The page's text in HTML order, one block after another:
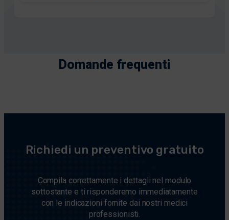
Domande frequenti
Richiedi un preventivo gratuito
Compila correttamente i dettagli nel modulo
sottostante e ti risponderemo immediatamente
con le indicazioni fornite dai nostri medici
professionisti.